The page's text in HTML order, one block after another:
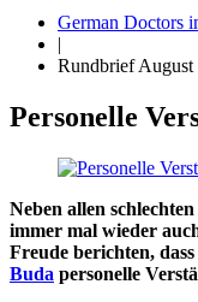
German Doctors
|
Rundbrief August
Personelle
Neben allen
immer mal wieder
Freude berichten,
Buda personelle